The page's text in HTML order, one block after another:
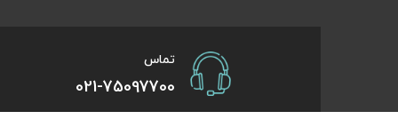
تماس
021-75097700